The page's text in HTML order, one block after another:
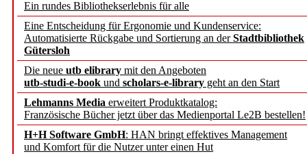
Ein rundes Bibliothekserlebnis für alle
Eine Entscheidung für Ergonomie und Kundenservice:
Automatisierte Rückgabe und Sortierung an derStadtbibliothek
Gütersloh
Die neue utb elibrary mit den Angeboten
utb-studi-e-book und scholars-e-library geht an den Start
Lehmanns Media erweitert Produktkatalog:
Französische Bücher jetzt über das Medienportal Le2B bestellen!
H+H Software GmbH: HAN bringt effektives Management
und Komfort für die Nutzer unter einen Hut
Recherchefunktionen in
Sorbisches Institut neu
Geschichte und
Künstliche Intelligenz
besser zu verstehen